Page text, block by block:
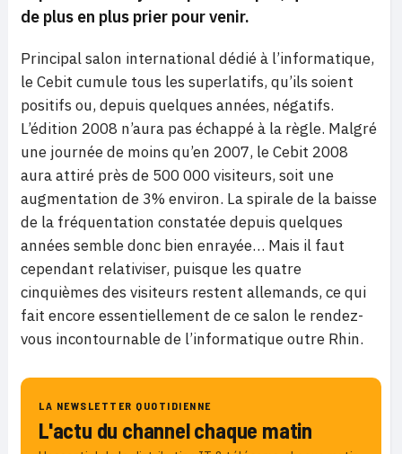
de plus en plus prier pour venir.
Principal salon international dédié à l’informatique,
le Cebit cumule tous les superlatifs, qu’ils soient
positifs ou, depuis quelques années, négatifs.
L’édition 2008 n’aura pas échappé à la règle. Malgré
une journée de moins qu’en 2007, le Cebit 2008
aura attiré près de 500 000 visiteurs, soit une
augmentation de 3% environ. La spirale de la baisse
de la fréquentation constatée depuis quelques
années semble donc bien enrayée… Mais il faut
cependant relativiser, puisque les quatre
cinquièmes des visiteurs restent allemands, ce qui
fait encore essentiellement de ce salon le rendez-
vous incontournable de l’informatique outre Rhin.
LA NEWSLETTER QUOTIDIENNE
L'actu du channel chaque matin